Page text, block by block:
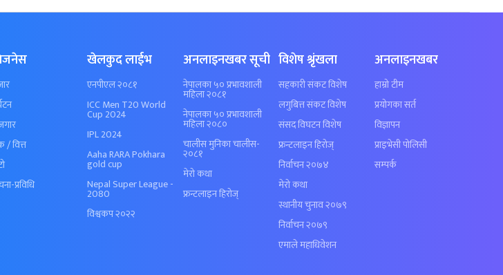
/ वित्त
प्रविधि
खेलकुद लाईभ
एनपीएल २०८१
ICC Men T20 World
Cup 2024
IPL 2024
Aaha RARA Pokhara
gold cup
Nepal Super League -
2080
विश्वकप २०२२
अनलाइनखबर सूची
नेपालका ५० प्रभावशाली
महिला २०८१
नेपालका ५० प्रभावशाली
महिला २०८०
चालीस मुनिका चालीस-
२०८१
मेरो कथा
फ्रन्टलाइन हिरोज्
विशेष श्रृंखला
सहकारी संकट विशेष
लगुबित्त संकट विशेष
संसद विघटन विशेष
फ्रन्टलाइन हिरोज्
निर्वाचन २०७४
मेरो कथा
स्थानीय चुनाव २०७९
निर्वाचन २०७९
एमाले महाधिवेशन
अनलाइनखबर
हाम्रो टीम
प्रयोगका सर्त
विज्ञापन
प्राइभेसी पोलिसी
सम्पर्क